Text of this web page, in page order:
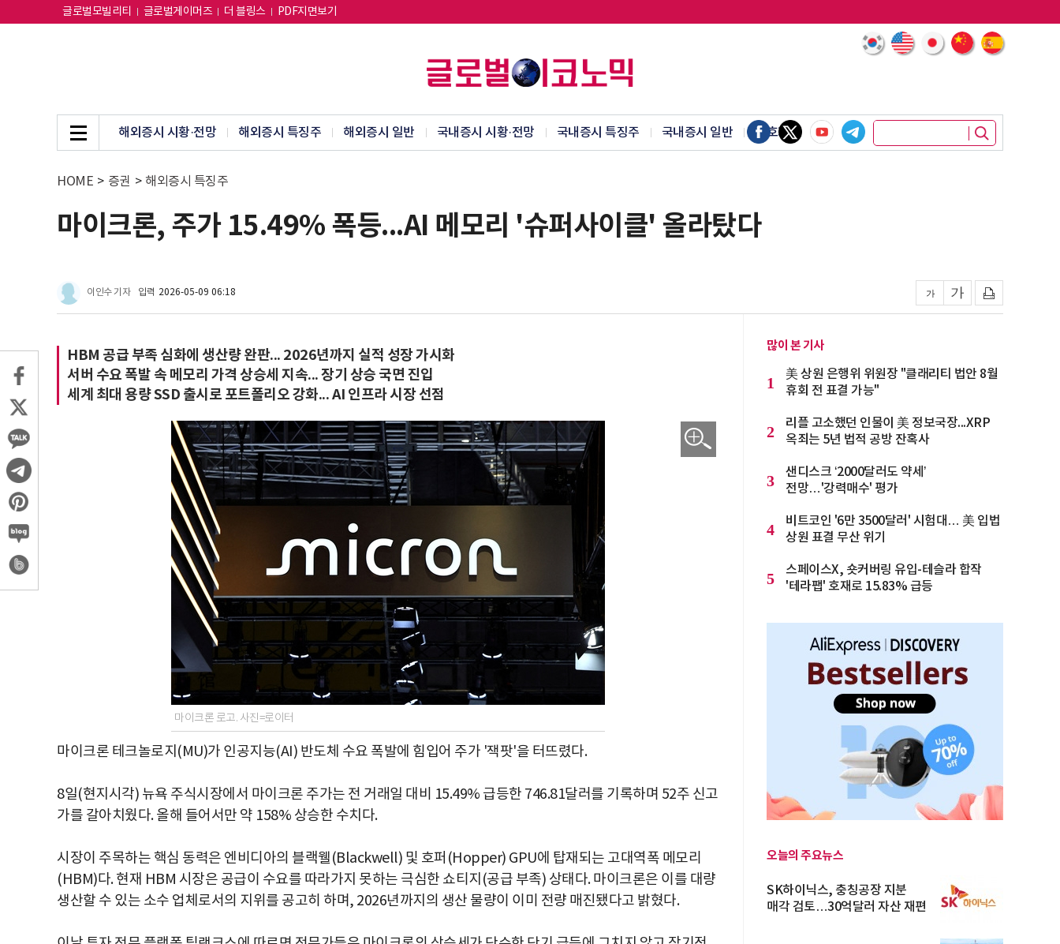
글로벌모빌리티 글로벌게이머즈 더 블링스 PDF지면보기
해외증시 시황·전망 해외증시 특징주 해외증시 일반 국내증시 시황·전망 국내증시 특징주 국내증시 일반 암호화폐
HOME > 증권 > 해외증시 특징주
마이크론, 주가 15.49% 폭등...AI 메모리 '슈퍼사이클' 올라탔다
이인수 기자 입력 2026-05-09 06:18
HBM 공급 부족 심화에 생산량 완판... 2026년까지 실적 성장 가시화
서버 수요 폭발 속 메모리 가격 상승세 지속... 장기 상승 국면 진입
세계 최대 용량 SSD 출시로 포트폴리오 강화... AI 인프라 시장 선점
마이크론 로고. 사진=로이터
마이크론 테크놀로지(MU)가 인공지능(AI) 반도체 수요 폭발에 힘입어 주가 '잭팟'을 터뜨렸다.
8일(현지시각) 뉴욕 주식시장에서 마이크론 주가는 전 거래일 대비 15.49% 급등한 746.81달러를 기록하며 52주 신고
가를 갈아치웠다. 올해 들어서만 약 158% 상승한 수치다.
시장이 주목하는 핵심 동력은 엔비디아의 블랙웰(Blackwell) 및 호퍼(Hopper) GPU에 탑재되는 고대역폭 메모리
(HBM)다. 현재 HBM 시장은 공급이 수요를 따라가지 못하는 극심한 쇼티지(공급 부족) 상태다. 마이크론은 이를 대량
생산할 수 있는 소수 업체로서의 지위를 공고히 하며, 2026년까지의 생산 물량이 이미 전량 매진됐다고 밝혔다.
많이 본 기사
1
美 상원 은행위 위원장 "클래리티 법안 8월
휴회 전 표결 가능"
2
리플 고소했던 인물이 美 정보국장...XRP
옥죄는 5년 법적 공방 잔혹사
3
샌디스크 ‘2000달러도 약세’
전망…'강력매수' 평가
4
비트코인 '6만 3500달러' 시험대… 美 입법
상원 표결 무산 위기
5
스페이스X, 숏커버링 유입-테슬라 합작
'테라팹' 호재로 15.83% 급등
오늘의 주요뉴스
SK하이닉스, 충칭공장 지분
매각 검토…30억달러 자산 재편